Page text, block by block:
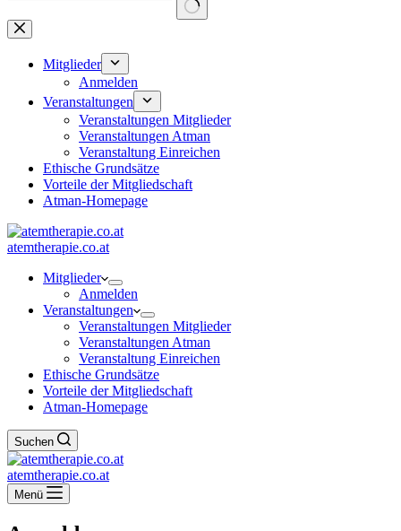
Keine
Ergebnisse
Mitglieder
Anmelden
Veranstaltungen
Veranstaltungen Mitglieder
Veranstaltungen Atman
Veranstaltung Einreichen
Ethische Grundsätze
Vorteile der Mitgliedschaft
Atman-Homepage
atemtherapie.co.at
Mitglieder
Anmelden
Veranstaltungen
Veranstaltungen Mitglieder
Veranstaltungen Atman
Veranstaltung Einreichen
Ethische Grundsätze
Vorteile der Mitgliedschaft
Atman-Homepage
Suchen
atemtherapie.co.at
Menü